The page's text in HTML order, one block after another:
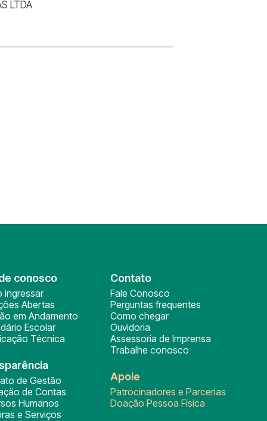
LTDA
conosco
ingressar
Abertas
em Andamento
Escolar
Técnica
de Gestão
de Contas
Humanos
e Serviços
Contato
Fale Conosco
Perguntas frequentes
Como chegar
Ouvidoria
Assessoria de Imprensa
Trabalhe conosco
Apoie
Patrocinadores e Parcerias
Doação Pessoa Física